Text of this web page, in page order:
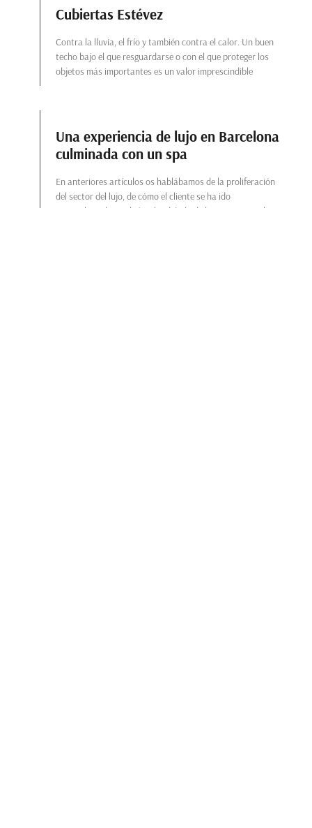
Cubiertas Estévez
Contra la lluvia, el frío y también contra el calor. Un buen
techo bajo el que resguardarse o con el que proteger los
objetos más importantes es un valor imprescindible
Una experiencia de lujo en Barcelona
culminada con un spa
En anteriores artículos os hablábamos de la proliferación
del sector del lujo, de cómo el cliente se ha ido
especializando también y ha dejado de buscar un simple